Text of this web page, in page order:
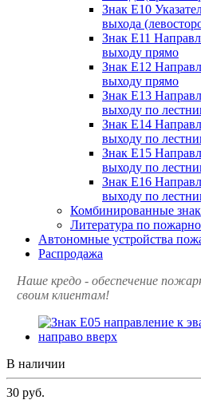
Знак Е10
выхода
Знак Е11
выходу прямо
Знак Е12
выходу прямо
Знак Е13
выходу по
Знак Е14
выходу по
Знак Е15
выходу по
Знак Е16
выходу по
Комбинированные
Литература по
Автономные устройства
Распродажа
Наше кредо - обеспечение
своим клиентам!
В наличии
30 руб.